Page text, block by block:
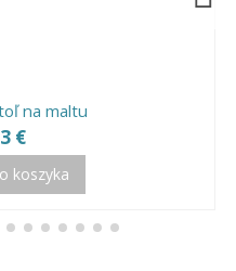
na maltu
€
koszyka